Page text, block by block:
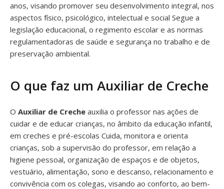
anos, visando promover seu desenvolvimento integral, nos
aspectos físico, psicológico, intelectual e social Segue a
legislação educacional, o regimento escolar e as normas
regulamentadoras de saúde e segurança no trabalho e de
preservação ambiental.
O que faz um Auxiliar de Creche
O Auxiliar de Creche auxilia o professor nas ações de
cuidar e de educar crianças, no âmbito da educação infantil,
em creches e pré-escolas Cuida, monitora e orienta
crianças, sob a supervisão do professor, em relação a
higiene pessoal, organização de espaços e de objetos,
vestuário, alimentação, sono e descanso, relacionamento e
convivência com os colegas, visando ao conforto, ao bem-